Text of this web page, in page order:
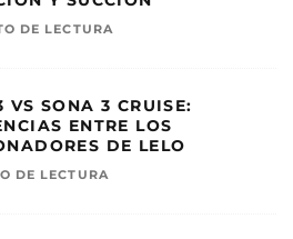
DE LECTURA
VS SONA 3 CRUISE:
ENTRE LOS
DE LELO
DE LECTURA